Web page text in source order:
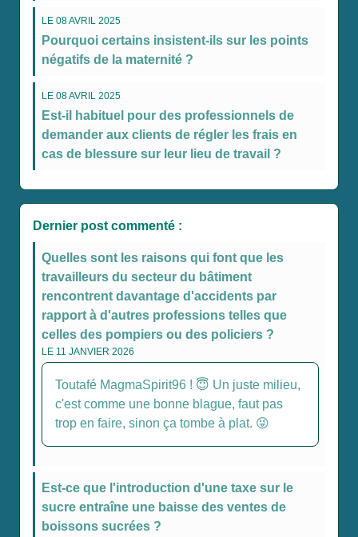
LE 08 AVRIL 2025
Pourquoi certains insistent-ils sur les points
négatifs de la maternité ?
LE 08 AVRIL 2025
Est-il habituel pour des professionnels de
demander aux clients de régler les frais en
cas de blessure sur leur lieu de travail ?
Dernier post commenté :
Quelles sont les raisons qui font que les
travailleurs du secteur du bâtiment
rencontrent davantage d'accidents par
rapport à d'autres professions telles que
celles des pompiers ou des policiers ?
LE 11 JANVIER 2026
Toutafé MagmaSpirit96 ! 😇 Un juste milieu,
c'est comme une bonne blague, faut pas
trop en faire, sinon ça tombe à plat. 😜
Est-ce que l'introduction d'une taxe sur le
sucre entraîne une baisse des ventes de
boissons sucrées ?